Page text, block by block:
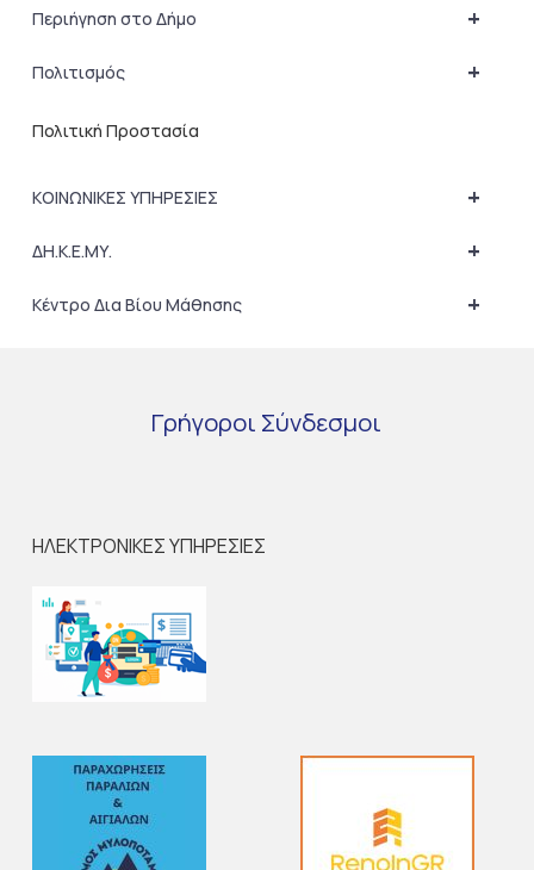
+
Περιήγηση στο Δήμο
+
Πολιτισμός
Πολιτική Προστασία
+
ΚΟΙΝΩΝΙΚΕΣ ΥΠΗΡΕΣΙΕΣ
+
ΔΗ.Κ.Ε.ΜΥ.
+
Κέντρο Δια Βίου Μάθησης
Γρήγοροι Σύνδεσμοι
ΗΛΕΚΤΡΟΝΙΚΕΣ ΥΠΗΡΕΣΙΕΣ